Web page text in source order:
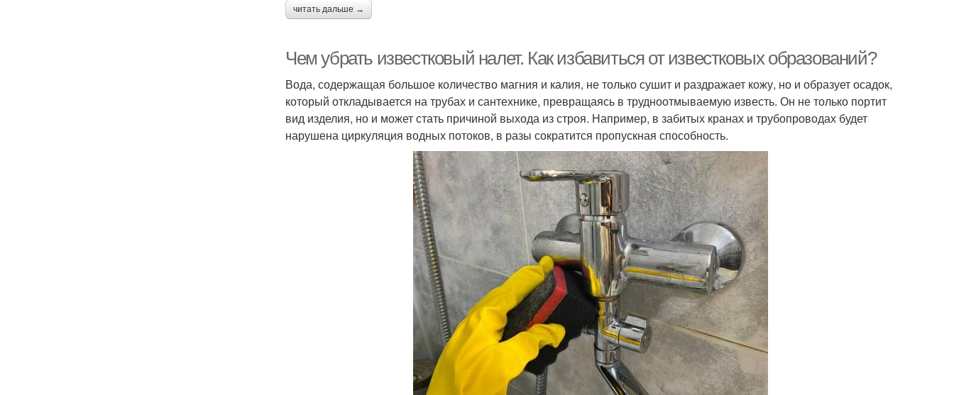
читать дальше →
Чем убрать известковый налет. Как избавиться от известковых образований?
Вода, содержащая большое количество магния и калия, не только сушит и раздражает кожу, но и образует осадок,
который откладывается на трубах и сантехнике, превращаясь в трудноотмываемую известь. Он не только портит
вид изделия, но и может стать причиной выхода из строя. Например, в забитых кранах и трубопроводах будет
нарушена циркуляция водных потоков, в разы сократится пропускная способность.